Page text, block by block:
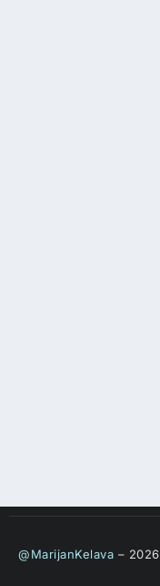
@MarijanKelava – 2026